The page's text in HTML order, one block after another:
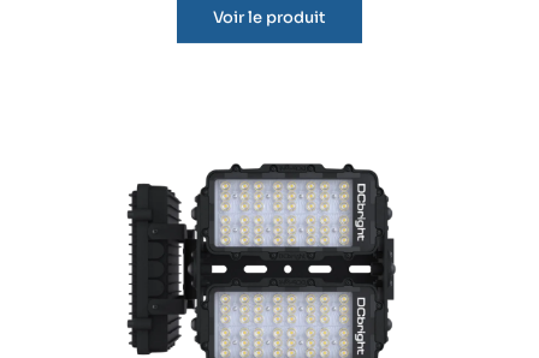
Voir le produit